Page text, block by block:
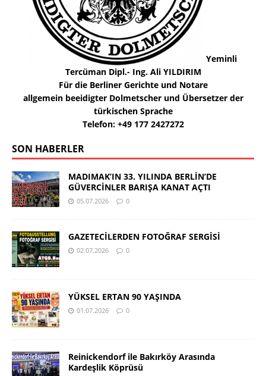
Yeminli
Tercüman Dipl.- Ing. Ali YILDIRIM
Für die Berliner Gerichte und Notare
allgemein beeidigter Dolmetscher und Übersetzer der
türkischen Sprache
Telefon: +49 177 2427272
SON HABERLER
MADIMAK’IN 33. YILINDA BERLİN’DE
GÜVERCİNLER BARIŞA KANAT AÇTI
05.07.2026 0
GAZETECİLERDEN FOTOĞRAF SERGİSİ
02.07.2026 0
YÜKSEL ERTAN 90 YAŞINDA
01.07.2026 0
Reinickendorf ile Bakırköy Arasında
Kardeşlik Köprüsü